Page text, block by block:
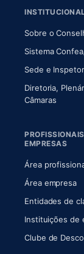
Sobre o
Sistema
Sede e
Diretoria,
Câmaras(abre
EMPRESAS
Área
Área empresa
Entidades de
Instituições de
Clube de